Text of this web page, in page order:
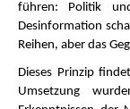
führen: Politik
Desinformation
Reihen, aber das
Dieses Prinzip
Umsetzung